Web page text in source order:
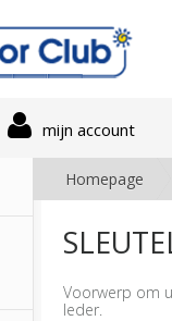
mijn account
Homepage
Voorwerp om
leder.